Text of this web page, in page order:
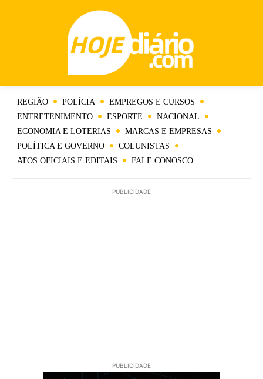
REGIÃO POLÍCIA
EMPREGOS E CURSOS
ENTRETENIMENTO
ESPORTE
NACIONAL
ECONOMIA E LOTERIAS
MARCAS E EMPRESAS
POLÍTICA E GOVERNO
COLUNISTAS
ATOS OFICIAIS E EDITAIS
FALE CONOSCO
PUBLICIDADE
PUBLICIDADE